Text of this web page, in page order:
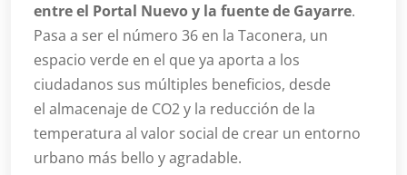
entre el Portal Nuevo y la fuente de Gayarre.
Pasa a ser el número 36 en la Taconera, un
espacio verde en el que ya aporta a los
ciudadanos sus múltiples beneficios, desde
el almacenaje de CO2 y la reducción de la
temperatura al valor social de crear un entorno
urbano más bello y agradable.